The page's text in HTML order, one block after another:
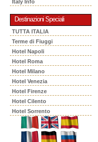
Italy Info
Destinazioni Speciali
TUTTA ITALIA
Terme di Fiuggi
Hotel Napoli
Hotel Roma
Hotel Milano
Hotel Venezia
Hotel Firenze
Hotel Cilento
Hotel Sorrento